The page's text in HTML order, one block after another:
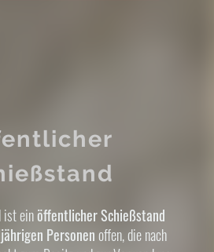
ist einöffentlicher Schießstand
Personenoffen, die nach